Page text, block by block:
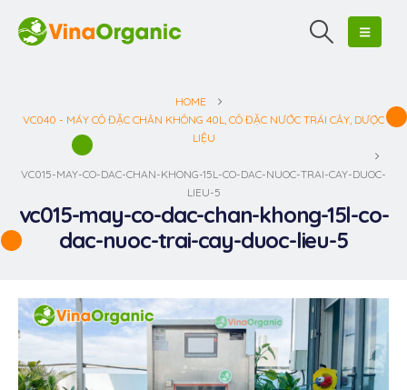
HOME
VC040 - MÁY CÔ ĐẶC CHÂN KHÔNG 40L, CÔ ĐẶC NƯỚC TRÁI CÂY, DƯỢC
LIỆU
VC015-MAY-CO-DAC-CHAN-KHONG-15L-CO-DAC-NUOC-TRAI-CAY-DUOC-
LIEU-5
vc015-may-co-dac-chan-khong-15l-co-
dac-nuoc-trai-cay-duoc-lieu-5